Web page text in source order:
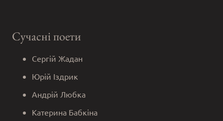
Сучасні поети
Сергій Жадан
Юрій Іздрик
Андрій Любка
Катерина Бабкіна